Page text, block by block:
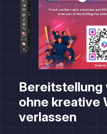
Bereitstellung
ohne kreative
verlassen
Ein Designer erstellt